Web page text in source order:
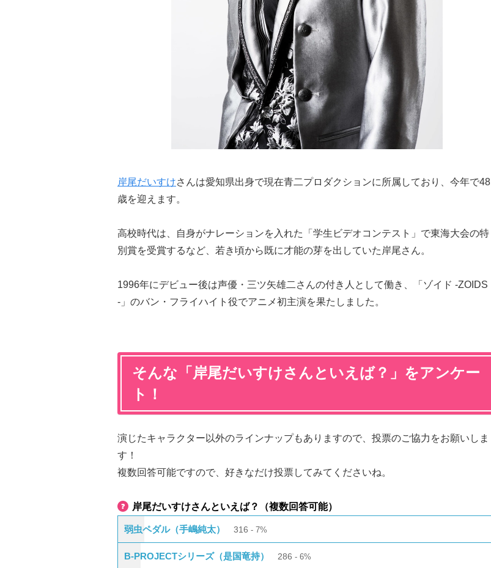
岸尾だいすけさんは愛知県出身で現在青二プロダクションに所属しており、今年で48
歳を迎えます。
高校時代は、自身がナレーションを入れた「学生ビデオコンテスト」で東海大会の特
別賞を受賞するなど、若き頃から既に才能の芽を出していた岸尾さん。
1996年にデビュー後は声優・三ツ矢雄二さんの付き人として働き、「ゾイド -ZOIDS
-」のバン・フライハイト役でアニメ初主演を果たしました。
そんな「岸尾だいすけさんといえば？」をアンケー
ト！
演じたキャラクター以外のラインナップもありますので、投票のご協力をお願いしま
す！
複数回答可能ですので、好きなだけ投票してみてくださいね。
岸尾だいすけさんといえば？（複数回答可能）
弱虫ペダル（手嶋純太） 316 7%
B-PROJECTシリーズ（是国竜持） 286 6%